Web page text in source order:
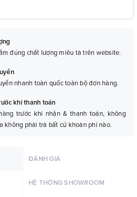
đúng chất lượng miêu tả trên website.
nhanh toàn quốc toàn bộ đơn hàng.
khi thanh toán
trước khi nhận & thanh toán, không
không phải trả bất cứ khoản phí nào.
ĐÁNH GIÁ
HỆ THỐNG SHOWROOM